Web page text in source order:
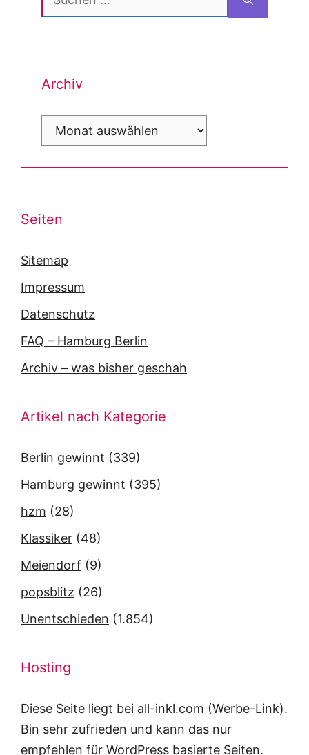
nach:
Archiv
Archiv
Seiten
Sitemap
Impressum
Datenschutz
FAQ – Hamburg Berlin
Archiv – was bisher geschah
Artikel nach Kategorie
Berlin gewinnt (339)
Hamburg gewinnt (395)
hzm (28)
Klassiker (48)
Meiendorf (9)
popsblitz (26)
Unentschieden (1.854)
Hosting
Diese Seite liegt bei all-inkl.com (Werbe-Link).
Bin sehr zufrieden und kann das nur
empfehlen für WordPress basierte Seiten.